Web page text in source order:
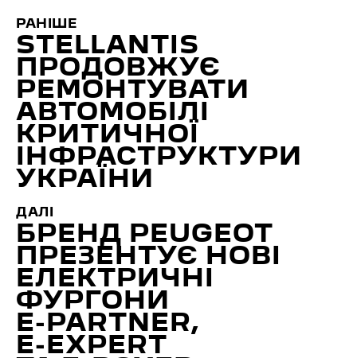
РАНІШЕ
STELLANTIS
ПРОДОВЖУЄ
РЕМОНТУВАТИ
АВТОМОБІЛІ
КРИТИЧНОЇ
ІНФРАСТРУКТУРИ
УКРАЇНИ
ДАЛІ
БРЕНД PEUGEOT
ПРЕЗЕНТУЄ НОВІ
ЕЛЕКТРИЧНІ
ФУРГОНИ
E⁠-⁠PARTNER,
E⁠-⁠EXPERT